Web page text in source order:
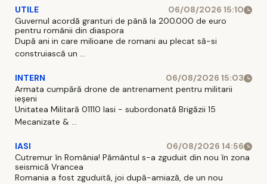
UTILE
06/08/2026 15:10
Guvernul acordă granturi de până la 200.000 de euro
pentru românii din diaspora
După ani in care milioane de romani au plecat să-si
construiască un ...
INTERN
06/08/2026 15:03
Armata cumpără drone de antrenament pentru militarii
ieșeni
Unitatea Militară 01110 Iasi - subordonată Brigăzii 15
Mecanizate & ...
IASI
06/08/2026 14:56
Cutremur în România! Pământul s-a zguduit din nou în zona
seismică Vrancea
Romania a fost zguduită, joi după-amiază, de un nou